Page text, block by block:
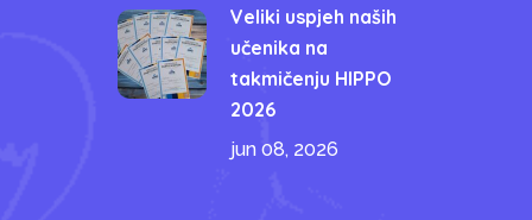
Veliki uspjeh naših
učenika na
takmičenju HIPPO
2026
jun 08, 2026